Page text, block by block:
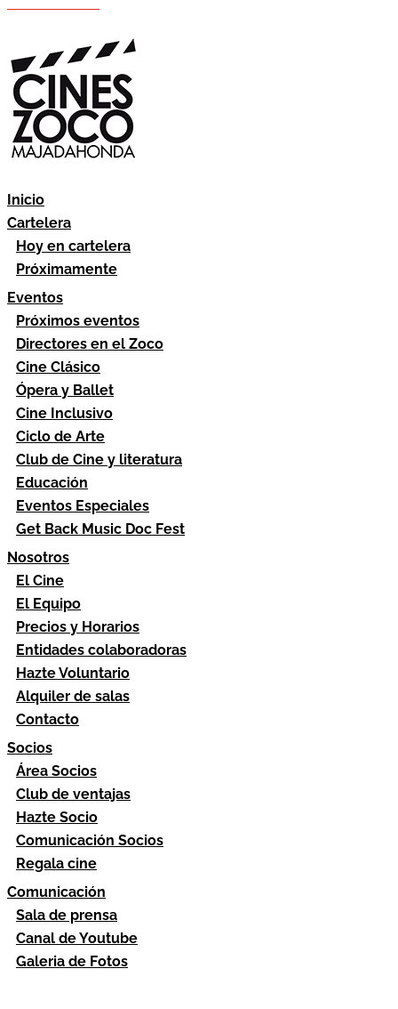
Inicio
Cartelera
Hoy en cartelera
Próximamente
Eventos
Próximos eventos
Directores en el Zoco
Cine Clásico
Ópera y Ballet
Cine Inclusivo
Ciclo de Arte
Club de Cine y literatura
Educación
Eventos Especiales
Get Back Music Doc Fest
Nosotros
El Cine
El Equipo
Precios y Horarios
Entidades colaboradoras
Hazte Voluntario
Alquiler de salas
Contacto
Socios
Área Socios
Club de ventajas
Hazte Socio
Comunicación Socios
Regala cine
Comunicación
Sala de prensa
Canal de Youtube
Galeria de Fotos